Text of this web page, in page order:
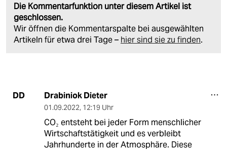
Die Kommentarfunktion unter diesem Artikel ist
geschlossen.
Wir öffnen die Kommentarspalte bei ausgewählten
Artikeln für etwa drei Tage – hier sind sie zu finden.
DD Drabiniok Dieter
01.09.2022, 12:19 Uhr
CO₂ entsteht bei jeder Form menschlicher
Wirtschaftstätigkeit und es verbleibt
Jahrhunderte in der Atmosphäre. Diese